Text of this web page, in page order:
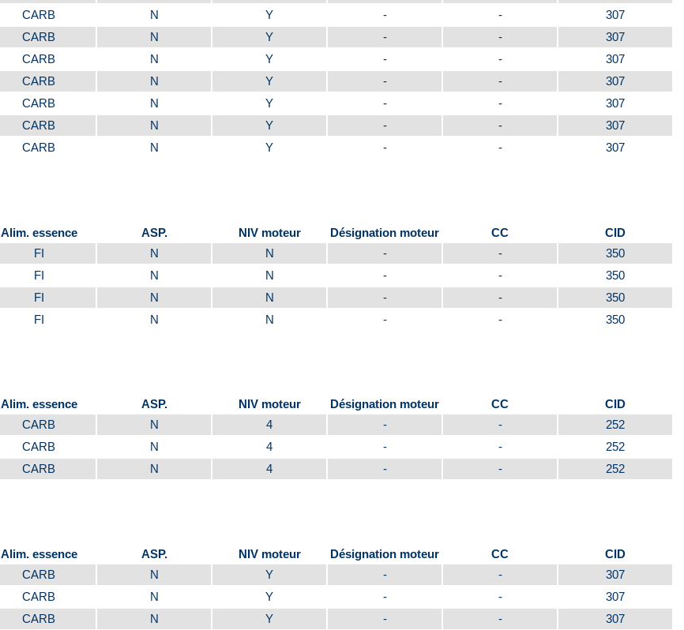
CARB N Y - - 307
CARB N Y - - 307
CARB N Y - - 307
CARB N Y - - 307
CARB N Y - - 307
CARB N Y - - 307
CARB N Y - - 307
Alim. essence ASP. NIV moteur Désignation moteur CC CID
FI N N - - 350
FI N N - - 350
FI N N - - 350
FI N N - - 350
Alim. essence ASP. NIV moteur Désignation moteur CC CID
CARB N 4 - - 252
CARB N 4 - - 252
CARB N 4 - - 252
Alim. essence ASP. NIV moteur Désignation moteur CC CID
CARB N Y - - 307
CARB N Y - - 307
CARB N Y - - 307